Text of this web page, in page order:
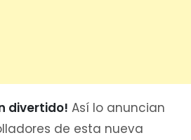
divertido! Así lo anuncian
de esta nueva